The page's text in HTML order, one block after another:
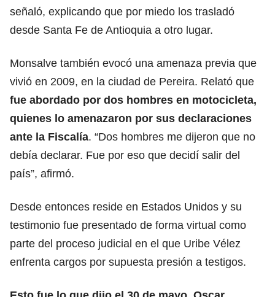
señaló, explicando que por miedo los trasladó
desde Santa Fe de Antioquia a otro lugar.
Monsalve también evocó una amenaza previa que
vivió en 2009, en la ciudad de Pereira. Relató que
fue abordado por dos hombres en motocicleta,
quienes lo amenazaron por sus declaraciones
ante la Fiscalía. “Dos hombres me dijeron que no
debía declarar. Fue por eso que decidí salir del
país”, afirmó.
Desde entonces reside en Estados Unidos y su
testimonio fue presentado de forma virtual como
parte del proceso judicial en el que Uribe Vélez
enfrenta cargos por supuesta presión a testigos.